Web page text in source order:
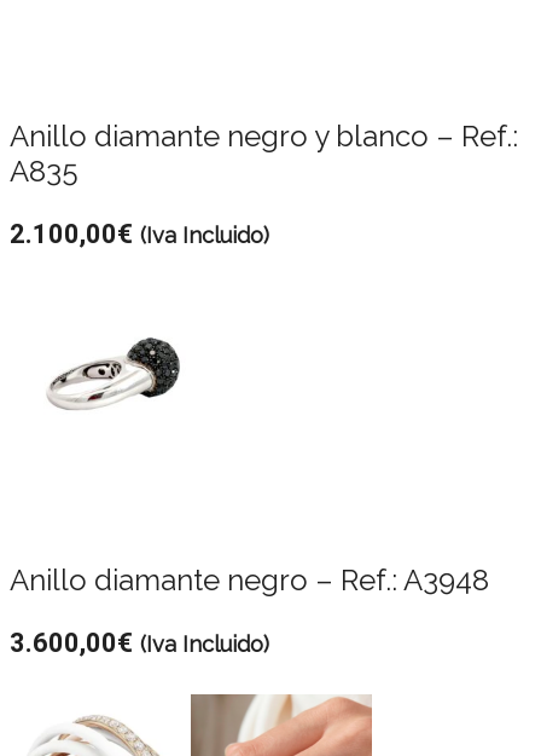
Anillo diamante negro y blanco – Ref.:
A835
2.100,00€ (Iva Incluido)
Anillo diamante negro – Ref.: A3948
3.600,00€ (Iva Incluido)